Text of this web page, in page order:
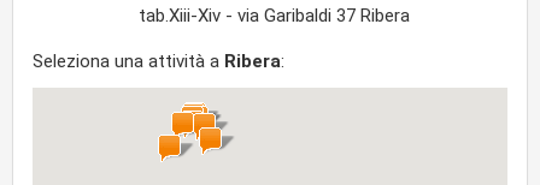
tab.Xiii-Xiv - via Garibaldi 37 Ribera
Seleziona una attività a Ribera: